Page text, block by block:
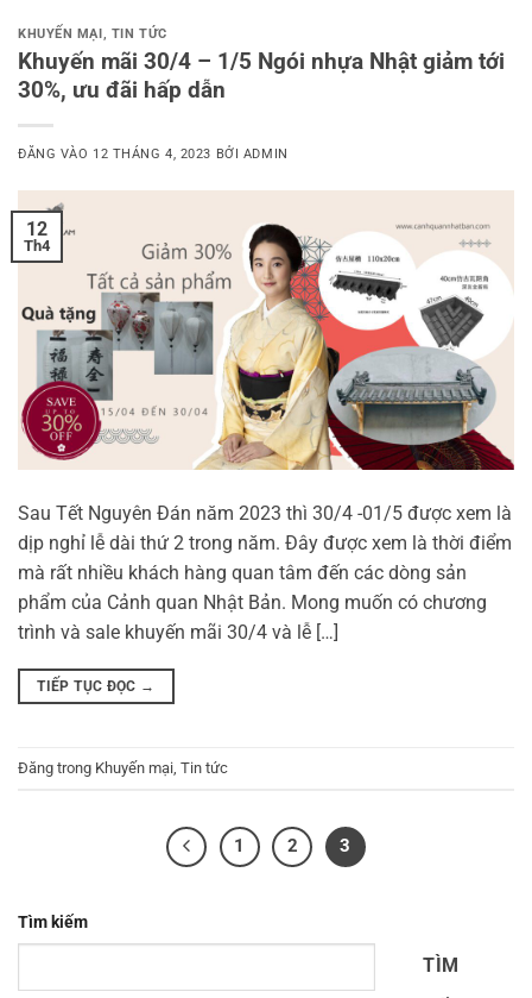
KHUYẾN MẠI , TIN TỨC
Khuyến mãi 30/4 – 1/5 Ngói nhựa Nhật giảm tới
30%, ưu đãi hấp dẫn
ĐĂNG VÀO 12 THÁNG 4, 2023 BỞI ADMIN
12
Th4
Sau Tết Nguyên Đán năm 2023 thì 30/4 -01/5 được xem là
dịp nghỉ lễ dài thứ 2 trong năm. Đây được xem là thời điểm
mà rất nhiều khách hàng quan tâm đến các dòng sản
phẩm của Cảnh quan Nhật Bản. Mong muốn có chương
trình và sale khuyến mãi 30/4 và lễ […]
TIẾP TỤC ĐỌC →
Đăng trong Khuyến mại Tin tức
1 2 3
Tìm kiếm
TÌM